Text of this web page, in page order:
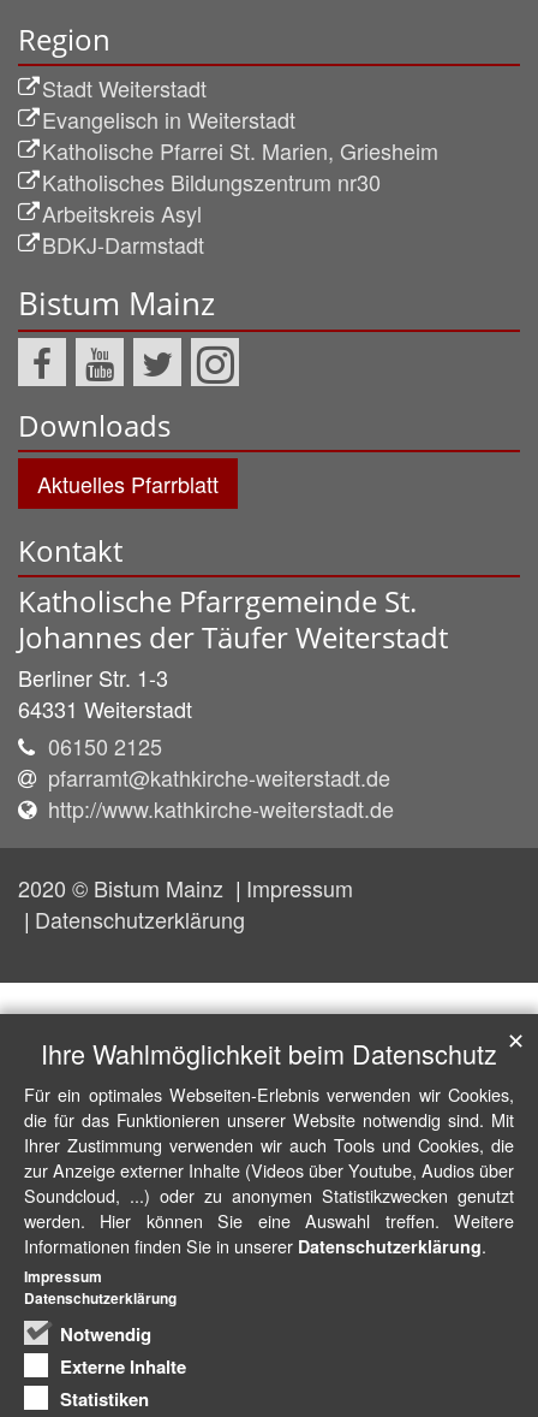
Region
Stadt Weiterstadt
Evangelisch in Weiterstadt
Katholische Pfarrei St. Marien, Griesheim
Katholisches Bildungszentrum nr30
Arbeitskreis Asyl
BDKJ-Darmstadt
Bistum Mainz
Downloads
Aktuelles Pfarrblatt
Kontakt
Katholische Pfarrgemeinde St.
Johannes der Täufer Weiterstadt
Berliner Str. 1-3
64331 Weiterstadt
06150 2125
pfarramt@kathkirche-weiterstadt.de
http://www.kathkirche-weiterstadt.de
2020 © Bistum Mainz
Impressum
Datenschutzerklärung
Ihre Wahlmöglichkeit beim Datenschutz
Für ein optimales Webseiten-Erlebnis verwenden wir Cookies,
die für das Funktionieren unserer Website notwendig sind. Mit
Ihrer Zustimmung verwenden wir auch Tools und Cookies, die
zur Anzeige externer Inhalte (Videos über Youtube, Audios über
Soundcloud, ...) oder zu anonymen Statistikzwecken genutzt
werden. Hier können Sie eine Auswahl treffen. Weitere
Informationen finden Sie in unserer Datenschutzerklärung.
Notwendig
Externe Inhalte
Statistiken
✕
Impressum
Datenschutzerklärung